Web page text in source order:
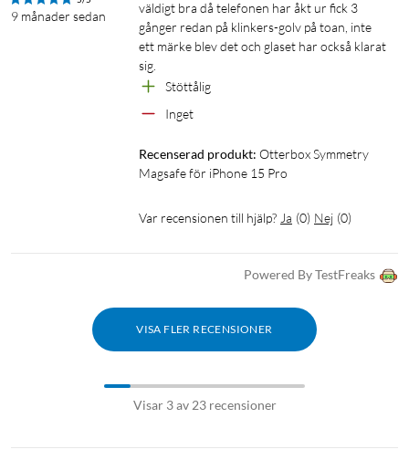
9 månader sedan
väldigt bra då telefonen har åkt ur fick 3
gånger redan på klinkers-golv på toan, inte
ett märke blev det och glaset har också klarat
sig.
Stöttålig
Inget
Recenserad produkt: Otterbox Symmetry
Magsafe för iPhone 15 Pro
Var recensionen till hjälp? Ja (0) Nej (0)
Powered By TestFreaks
VISA FLER RECENSIONER
Visar 3 av 23 recensioner